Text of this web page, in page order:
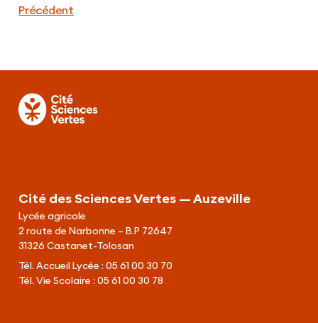
Précédent
Cité des Sciences Vertes — Auzeville
Lycée agricole
2 route de Narbonne – B.P 72647
31326 Castanet-Tolosan
Tél. Accueil Lycée : 05 61 00 30 70
Tél. Vie Scolaire : 05 61 00 30 78